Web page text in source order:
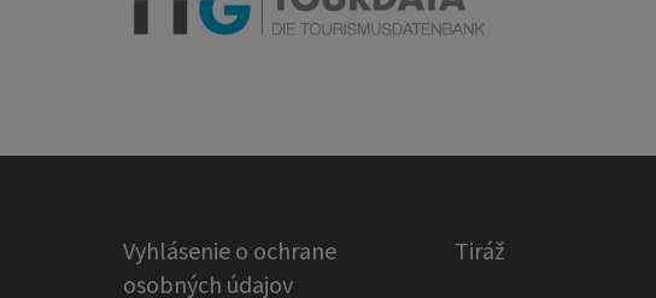
Vyhlásenie o ochrane
osobných údajov
Tiráž